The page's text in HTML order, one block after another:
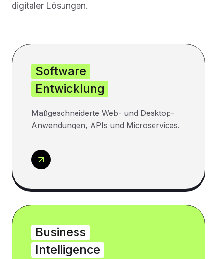
digitaler Lösungen.
Software
Entwicklung
Maßgeschneiderte Web- und Desktop-
Anwendungen, APIs und Microservices.
Business
Intelligence